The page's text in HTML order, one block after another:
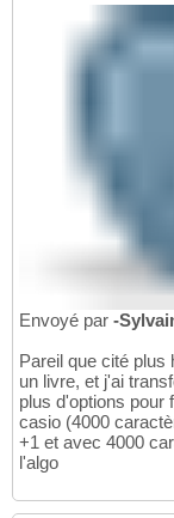
Envoyé par -
Pareil que cité plus
un livre, et j'ai
plus d'options pour
casio (4000
+1 et avec 4000
l'algo